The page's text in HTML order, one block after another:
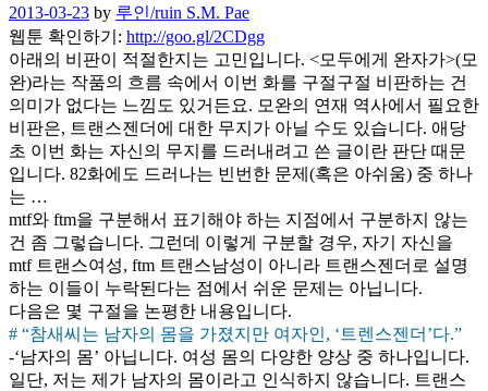
Posted
on
2013-03-23 by 루인/ruin S.M. Pae
웹툰 확인하기: http://goo.gl/2CDgg
아래의 비판이 적절한지는 고민입니다. <모두에게 완자가>(모
완)라는 작품의 흐름 속에서 이번 화를 구절구절 비판하는 건
의미가 없다는 느낌도 있거든요. 모완의 연재 역사에서 필요한
비판은, 트랜스젠더에 대한 무지가 아닐 수도 있습니다. 애당
초 이번 화는 자신의 무지를 드러내려고 쓴 글이란 판단 때문
입니다. 82화에도 드러나는 빈번한 문제(혹은 아쉬움) 중 하나
는 …
mtf와 ftm을 구분해서 표기해야 하는 지점에서 구분하지 않는
건 좀 그렇습니다. 그런데 이렇게 구분할 경우, 자기 자신을
mtf 트랜스여성, ftm 트랜스남성이 아니라 트랜스젠더로 설명
하는 이들이 누락된다는 점에서 쉬운 문제는 아닙니다.
다음은 몇 구절을 논평한 내용입니다.
# “참새씨는 남자의 몸을 가졌지만 여자인, ‘트렌스젠더’다.”
-‘남자의 몸’ 아닙니다. 여성 몸의 다양한 양상 중 하나입니다.
일단, 저는 제가 남자의 몸이라고 인식하지 않습니다. 트랜스